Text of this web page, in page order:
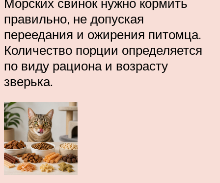
правильно, не допуская
переедания и ожирения питомца.
Количество порции определяется
по виду рациона и возрасту
зверька.